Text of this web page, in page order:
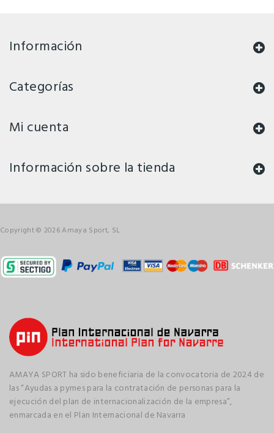
Información
Categorías
Mi cuenta
Información sobre la tienda
Copyright © 2026 Amaya Sport, SL
AMAYA SPORT ha sido beneficiaria de la convocatoria de 2024 de
las “Ayudas a pymes para la contratación de personas para la
ejecución del plan de internacionalización de la empresa”,
enmarcada en el Plan Internacional de Navarra